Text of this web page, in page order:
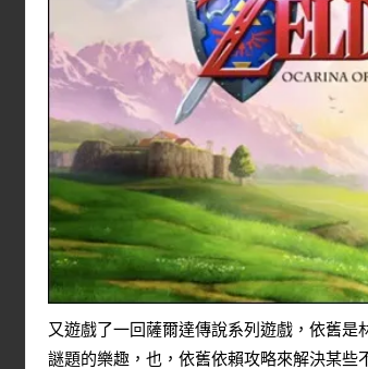
又遊戲了一回薩爾達傳說系列遊戲，依舊
謎題的樂趣，也，依舊依賴攻略來解決某些